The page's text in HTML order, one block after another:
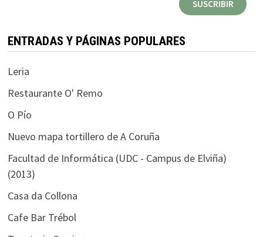
SUSCRIBIR
ENTRADAS Y PÁGINAS POPULARES
Leria
Restaurante O' Remo
O Pío
Nuevo mapa tortillero de A Coruña
Facultad de Informática (UDC - Campus de Elviña)
(2013)
Casa da Collona
Cafe Bar Trébol